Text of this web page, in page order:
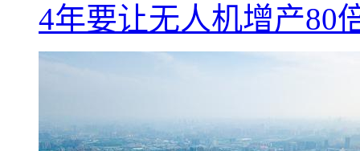
4年要让无人机增产80